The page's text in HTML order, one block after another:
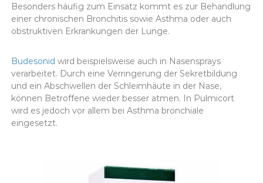
Besonders häufig zum Einsatz kommt es zur Behandlung
einer chronischen Bronchitis sowie Asthma oder auch
obstruktiven Erkrankungen der Lunge.
Budesonid wird beispielsweise auch in Nasensprays
verarbeitet. Durch eine Verringerung der Sekretbildung
und ein Abschwellen der Schleimhäute in der Nase,
können Betroffene wieder besser atmen. In Pulmicort
wird es jedoch vor allem bei Asthma bronchiale
eingesetzt.